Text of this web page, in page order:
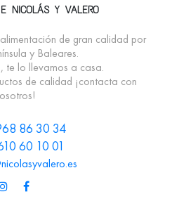
NICOLÁS Y VALERO
de gran calidad por
y Baleares.
te lo llevamos a casa.
de calidad ¡contacta con
86 30 34
60 10 01